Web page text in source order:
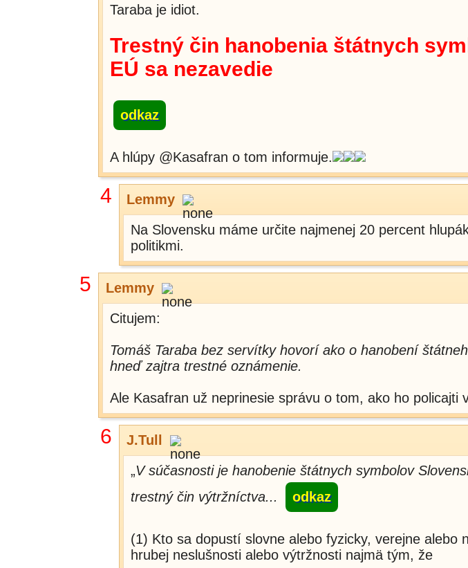
Taraba je idiot.
Trestný čin hanobenia štátnych
EÚ sa nezavedie
odkaz
A hlúpy @Kasafran o tom informuje.
4 Lemmy
Na Slovensku máme určite najmenej 20 percent
politikmi.
5 Lemmy
Citujem:
Tomáš Taraba bez servítky hovorí ako o hanobení
hneď zajtra trestné oznámenie.
Ale Kasafran už neprinesie správu o tom, ako ho policajti
6 J.Tull
„V súčasnosti je hanobenie štátnych symbolov
trestný čin výtržníctva...
odkaz
(1) Kto sa dopustí slovne alebo fyzicky, verejne alebo
hrubej neslušnosti alebo výtržnosti najmä tým, že